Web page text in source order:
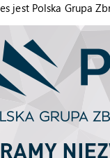
jest Polska Grupa